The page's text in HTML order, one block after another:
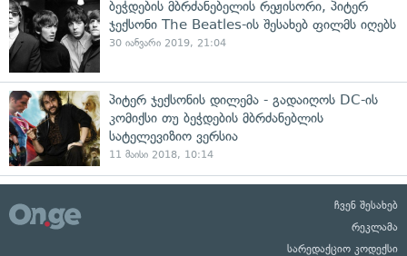
ბეჭდების მბრძანებელის რეჟისორი, პიტერ
ჯექსონი The Beatles-ის შესახებ ფილმს იღებს
30 იანვარი 2019, 21:04
პიტერ ჯექსონის დილემა - გადაიღოს DC-ის
კომიქსი თუ ბეჭდების მბრძანებლის
სატელევიზიო ვერსია
11 მაისი 2018, 10:14
ჩვენ შესახებ
რეკლამა
სარედაქციო კოდექსი